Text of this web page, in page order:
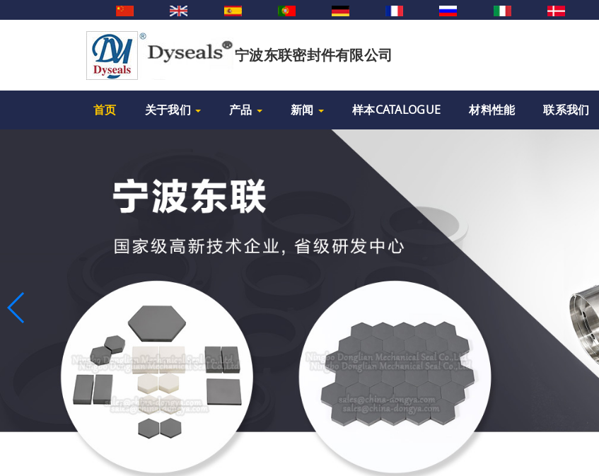
宁波东联密封件有限公司
首页 关于我们 产品 新闻 样本CATALOGUE 材料性能 联系我们